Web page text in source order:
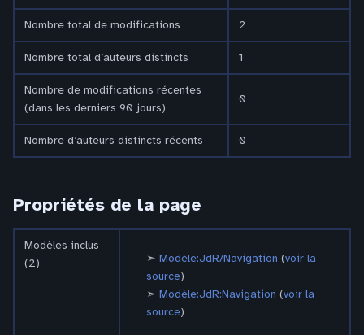
Nombre total de modifications 2
Nombre total d’auteurs distincts 1
Nombre de modifications récentes
(dans les derniers 90 jours)
0
Nombre d’auteurs distincts récents 0
Propriétés de la page
Modèles inclus
(2)
Modèle:JdR/Navigation (voir la
source)
Modèle:JdR:Navigation (voir la
source)